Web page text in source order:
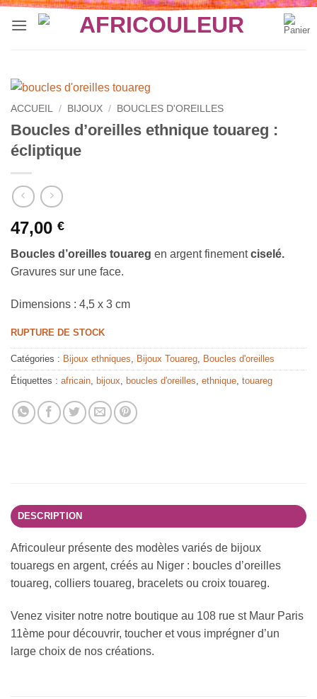
Passer
ACCUEIL / BIJOUX / BOUCLES D'OREILLES
Boucles d’oreilles ethnique touareg :
écliptique
47,00 €
Boucles d’oreilles touareg en argent finementciselé.
Gravures sur une face.
Dimensions : 4,5 x 3 cm
RUPTURE DE STOCK
Catégories : Bijoux ethniques, Bijoux Touareg, Boucles d'oreilles
Étiquettes : africain, bijoux, boucles d'oreilles, ethnique, touareg
DESCRIPTION
Africouleur présente des modèles variés de bijoux
touaregs en argent, créés au Niger : boucles d’oreilles
touareg, colliers touareg, bracelets ou croix touareg.
Venez visiter notre notre boutique au 108 rue st Maur Paris
11ème pour découvrir, toucher et vous imprégner d’un
large choix de nos créations.